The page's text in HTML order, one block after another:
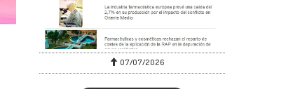
07/07/2026